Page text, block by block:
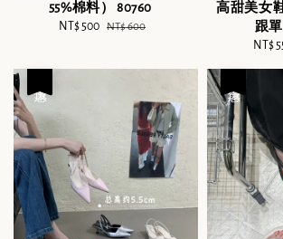
55%棉料） 80760
Sale
NT$ 500 Regular
NT$ 600
高甜美女
跟
Sale
NT$